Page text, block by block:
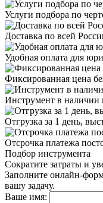
Услуги подбора по
Доставка по всей
Удобная оплата для
Фиксированная цена
Инструмент в наличии
Отгрузка за 1 день,
Отсрочка платежа
Подбор инструмента
Сократите затраты и
Заполните онлайн-
вашу задачу.
Ваше имя: